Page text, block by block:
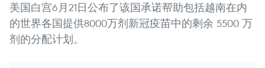
美国白宫6月21日公布了该国承诺帮助包括越南在内
的世界各国提供8000万剂新冠疫苗中的剩余 5500 万
剂的分配计划。